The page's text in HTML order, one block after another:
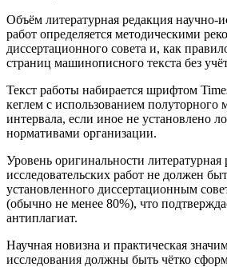
Объём литературная редакция научно-
работ определяется методическими
диссертационного совета и, как
страниц машинописного текста без
Текст работы набирается шрифтом
кеглем с использованием полуторного
интервала, если иное не установлено
нормативами организации.
Уровень оригинальности литературная
исследовательских работ не должен
установленного диссертационным
(обычно не менее 80%), что
антиплагиат.
Научная новизна и практическая
исследования должны быть чётко